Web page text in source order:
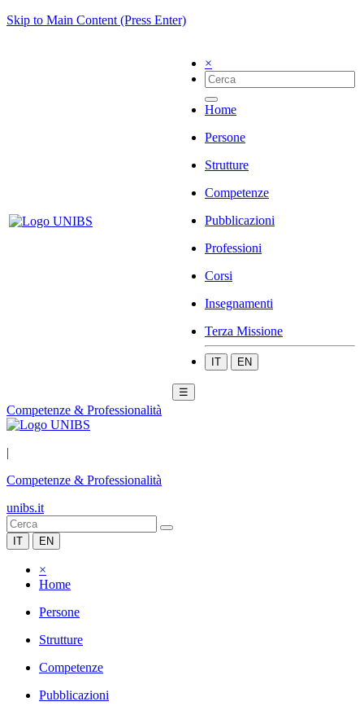
Skip to Main Content (Press Enter)
×
Home
Persone
Strutture
Competenze
Pubblicazioni
Professioni
Corsi
Insegnamenti
Terza Missione
IT EN
☰
Competenze & Professionalità
|
Competenze & Professionalità
unibs.it
IT EN
×
Home
Persone
Strutture
Competenze
Pubblicazioni